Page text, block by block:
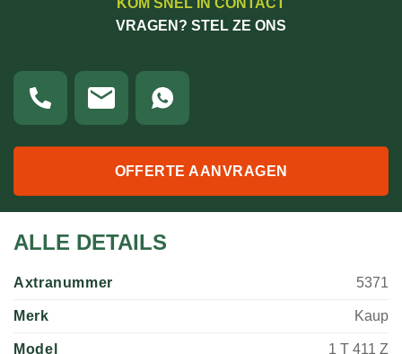
KOM SNEL IN CONTACT
VRAGEN? STEL ZE ONS
OFFERTE AANVRAGEN
ALLE DETAILS
Axtranummer 5371
Merk Kaup
Model 1 T 411 Z